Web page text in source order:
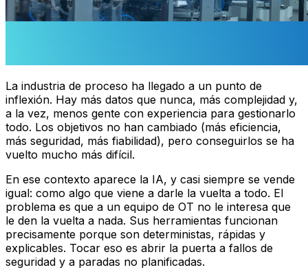
La industria de proceso ha llegado a un punto de
inflexión. Hay más datos que nunca, más complejidad y,
a la vez, menos gente con experiencia para gestionarlo
todo. Los objetivos no han cambiado (más eficiencia,
más seguridad, más fiabilidad), pero conseguirlos se ha
vuelto mucho más difícil.
En ese contexto aparece la IA, y casi siempre se vende
igual: como algo que viene a darle la vuelta a todo. El
problema es que a un equipo de OT no le interesa que
le den la vuelta a nada. Sus herramientas funcionan
precisamente porque son deterministas, rápidas y
explicables. Tocar eso es abrir la puerta a fallos de
seguridad y a paradas no planificadas.